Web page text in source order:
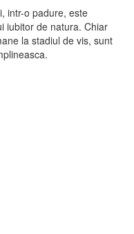
intr-o padure, este
iubitor de natura. Chiar
la stadiul de vis, sunt